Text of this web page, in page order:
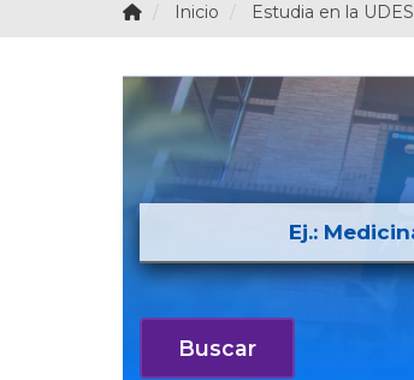
Inicio Estudia en la UDES